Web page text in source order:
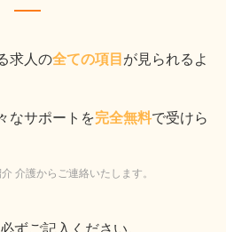
求人の全ての項目 が見られるよ
なサポートを完全無料で受けら
介護からご連絡いたします。